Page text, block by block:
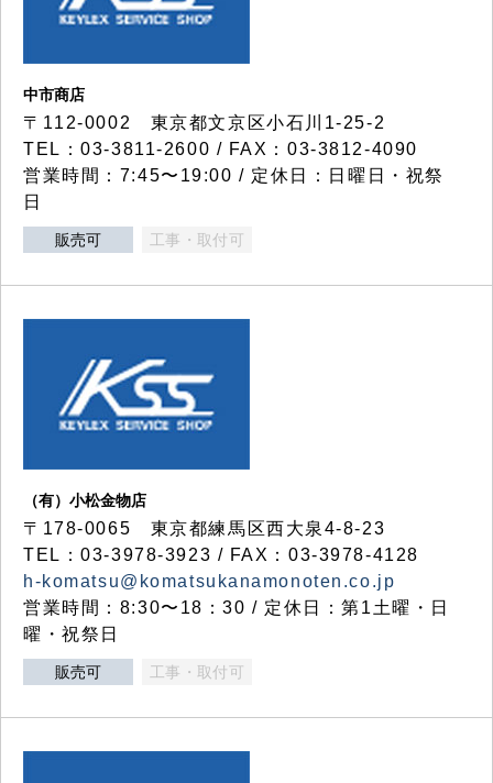
中市商店
〒112-0002 東京都文京区小石川1-25-2
TEL：03-3811-2600 / FAX：03-3812-4090
営業時間：7:45〜19:00 / 定休日：日曜日・祝祭
日
販売可 工事・取付可
（有）小松金物店
〒178-0065 東京都練馬区西大泉4-8-23
TEL：03-3978-3923 / FAX：03-3978-4128
h-komatsu@komatsukanamonoten.co.jp
営業時間：8:30〜18：30 / 定休日：第1土曜・日
曜・祝祭日
販売可 工事・取付可